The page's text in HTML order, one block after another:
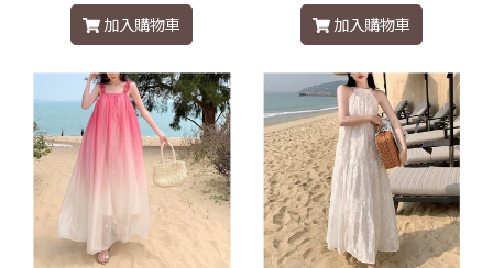
加入購物車 加入購物車